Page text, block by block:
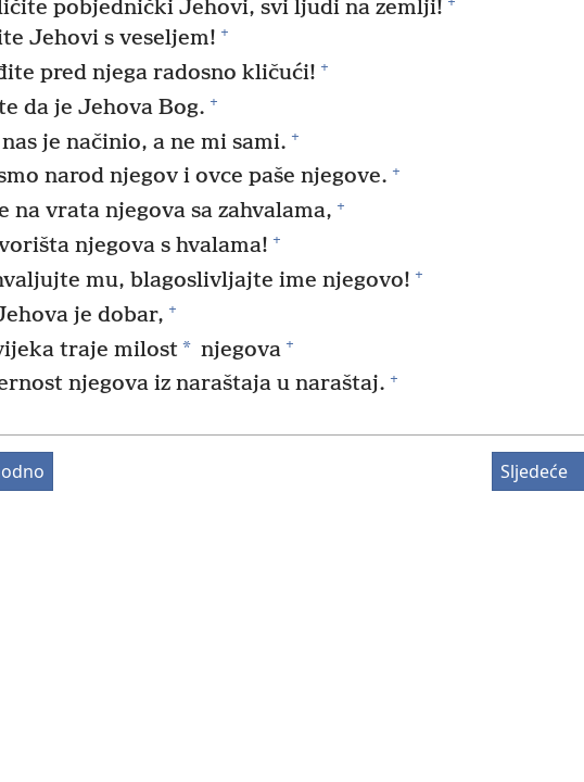
pobjednički Jehovi, svi ljudi na zemlji!
Jehovi s veseljem! +
pred njega radosno kličući! +
da je Jehova Bog. +
je načinio, a ne mi sami. +
narod njegov i ovce paše njegove. +
na vrata njegova sa zahvalama, +
njegova s hvalama! +
mu, blagoslivljajte ime njegovo! +
je dobar, +
traje milost* njegova +
njegova iz naraštaja u naraštaj. +
Sljedeće